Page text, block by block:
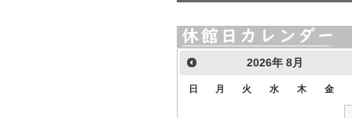
2026年8月
日 月 火 水 木 金